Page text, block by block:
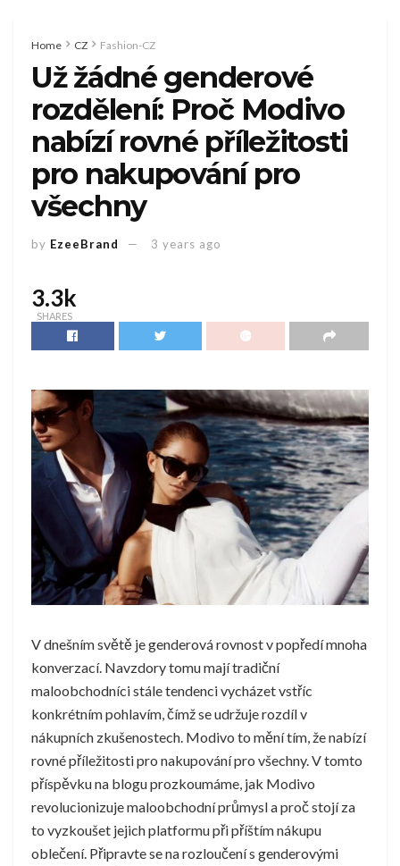
Home CZ Fashion-CZ
Už žádné genderové
rozdělení: Proč Modivo
nabízí rovné příležitosti
pro nakupování pro
všechny
by EzeeBrand 3 years ago
3.3k
SHARES
V dnešním světě je genderová rovnost v popředí mnoha
konverzací. Navzdory tomu mají tradiční
maloobchodníci stále tendenci vycházet vstříc
konkrétním pohlavím, čímž se udržuje rozdíl v
nákupních zkušenostech. Modivo to mění tím, že nabízí
rovné příležitosti pro nakupování pro všechny. V tomto
příspěvku na blogu prozkoumáme, jak Modivo
revolucionizuje maloobchodní průmysl a proč stojí za
to vyzkoušet jejich platformu při příštím nákupu
oblečení. Připravte se na rozloučení s genderovými